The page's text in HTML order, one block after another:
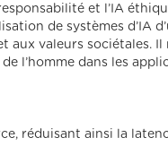
et l’IA
de systèmes d’IA
aux valeurs sociétales. Il
l’homme dans les
réduisant ainsi la